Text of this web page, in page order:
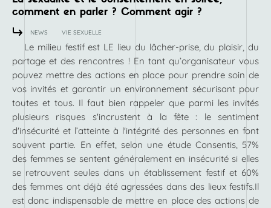
comment en parler ? Comment agir ?
NEWS VIE SEXUELLE
Le milieu festif est LE lieu du lâcher-prise, du plaisir, du
partage et des rencontres ! En tant qu’organisateur vous
pouvez mettre des actions en place pour prendre soin de
vos invités et garantir un environnement sécurisant pour
toutes et tous. Il faut bien rappeler que parmi les invités
plusieurs risques s'incrustent à la fête : le sentiment
d'insécurité et l’atteinte à l'intégrité des personnes en font
souvent partie. En effet, selon une étude Consentis, 57%
des femmes se sentent généralement en insécurité si elles
se retrouvent seules dans un établissement festif et 60%
des femmes ont déjà été agressées dans des lieux festifs.Il
est donc indispensable de mettre en place des actions de